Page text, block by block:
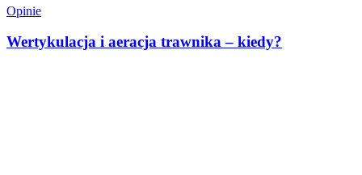
Opinie
Wertykulacja i aeracja trawnika – kiedy?